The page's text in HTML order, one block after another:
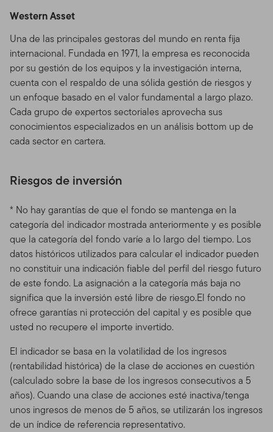
Western Asset
Una de las principales gestoras del mundo en renta fija
internacional. Fundada en 1971, la empresa es reconocida
por su gestión de los equipos y la investigación interna,
cuenta con el respaldo de una sólida gestión de riesgos y
un enfoque basado en el valor fundamental a largo plazo.
Cada grupo de expertos sectoriales aprovecha sus
conocimientos especializados en un análisis bottom up de
cada sector en cartera.
Riesgos de inversión
* No hay garantías de que el fondo se mantenga en la
categoría del indicador mostrada anteriormente y es posible
que la categoría del fondo varíe a lo largo del tiempo. Los
datos históricos utilizados para calcular el indicador pueden
no constituir una indicación fiable del perfil del riesgo futuro
de este fondo. La asignación a la categoría más baja no
significa que la inversión esté libre de riesgo.El fondo no
ofrece garantías ni protección del capital y es posible que
usted no recupere el importe invertido.
El indicador se basa en la volatilidad de los ingresos
(rentabilidad histórica) de la clase de acciones en cuestión
(calculado sobre la base de los ingresos consecutivos a 5
años). Cuando una clase de acciones esté inactiva/tenga
unos ingresos de menos de 5 años, se utilizarán los ingresos
de un índice de referencia representativo.